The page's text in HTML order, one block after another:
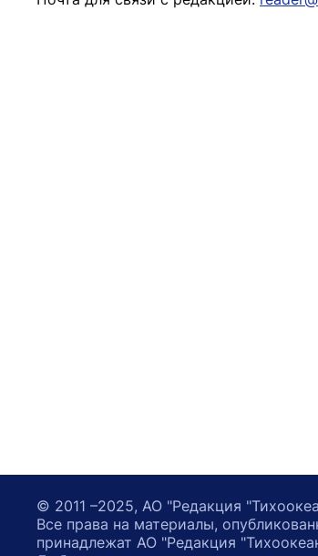
© 2011 –2025, АО "Редакция
Все права на материалы,
принадлежат АО "Редакция